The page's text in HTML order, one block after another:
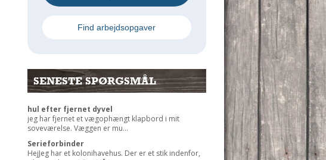
Find arbejdsopgaver
SENESTE SPØRGSMÅL
hul efter fjernet dyvel
jeg har fjernet et vægophængt klapbord i mit
soveværelse. Væggen er mu...
Serieforbinder
HejJeg har et kolonihavehus. Der er et stik indenfor,